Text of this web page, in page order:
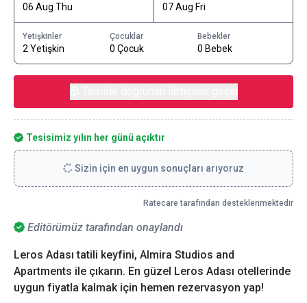
Editörümüz tarafından onaylandı
Leros Adası tatili keyfini, Almira Studios and
Apartments ile çıkarın. En güzel Leros Adası otellerinde
uygun fiyatla kalmak için hemen rezervasyon yap!
06 Aug Thu 07 Aug Fri
Yetişkinler
2 Yetişkin
Çocuklar
0 Çocuk
Bebekler
0 Bebek
Tesisimiz yılın her günü açıktır
Sizin için en uygun sonuçları arıyoruz
Ratecare tarafından desteklenmektedir